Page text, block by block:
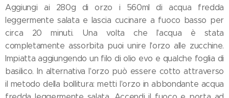
Aggiungi ai 280g di orzo i 560ml di acqua fredda
leggermente salata e lascia cucinare a fuoco basso per
circa 20 minuti. Una volta che l'acqua è stata
completamente assorbita puoi unire l'orzo alle zucchine.
Impiatta aggiungendo un filo di olio evo e qualche foglia di
basilico. In alternativa l'orzo può essere cotto attraverso
il metodo della bollitura: metti l'orzo in abbondante acqua